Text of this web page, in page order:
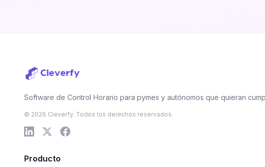
Software de Control Horario para pymes y autónomos que quieran
© 2026 Cleverfy. Todos los derechos reservados.
Producto